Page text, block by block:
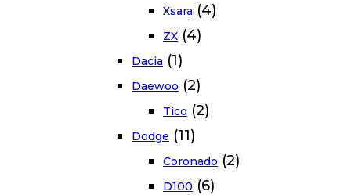
Xsara (4)
ZX (4)
Dacia (1)
Daewoo (2)
Tico (2)
Dodge (11)
Coronado (2)
D100 (6)